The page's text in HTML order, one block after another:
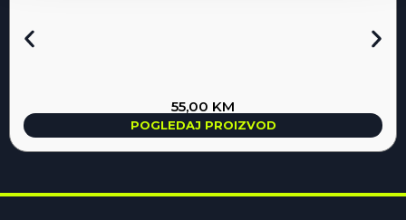
55,00 KM
POGLEDAJ PROIZVOD